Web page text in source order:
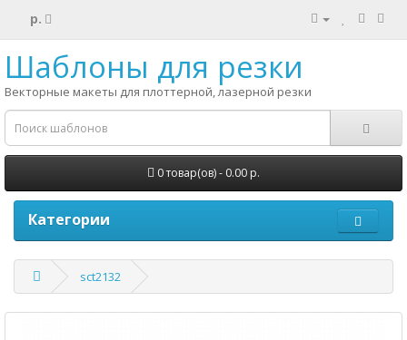
р.
Шаблоны для резки
Векторные макеты для плоттерной, лазерной резки
0 товар(ов) - 0.00 р.
Категории
sct2132